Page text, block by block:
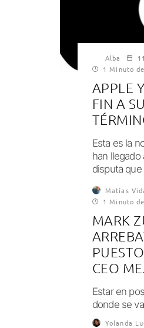
Alba
1 Minuto
APPLE
FIN A
Esta es la
han llegado
disputa que
Matías
1 Minuto
MARK
CEO
Estar en
donde se
gratificante.
Yolanda